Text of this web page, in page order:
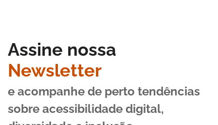
Assine nossa
Newsletter
e acompanhe de perto tendências
sobre acessibilidade digital,